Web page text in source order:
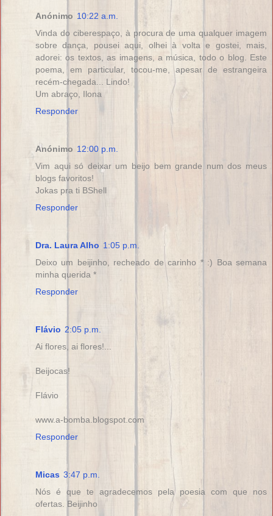
Anónimo 10:22 a.m.
Vinda do ciberespaço, à procura de uma qualquer imagem
sobre dança, pousei aqui, olhei à volta e gostei, mais,
adorei: os textos, as imagens, a música, todo o blog. Este
poema, em particular, tocou-me, apesar de estrangeira
recém-chegada... Lindo!
Um abraço, Ilona
Responder
Anónimo 12:00 p.m.
Vim aqui só deixar um beijo bem grande num dos meus
blogs favoritos!
Jokas pra ti BShell
Responder
Dra. Laura Alho 1:05 p.m.
Deixo um beijinho, recheado de carinho * :) Boa semana
minha querida *
Responder
Flávio 2:05 p.m.
Ai flores, ai flores!...
Beijocas!
Flávio
www.a-bomba.blogspot.com
Responder
Micas 3:47 p.m.
Nós é que te agradecemos pela poesia com que nos
ofertas. Beijinho